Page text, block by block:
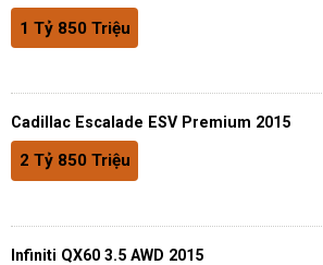
1 Tỷ 850 Triệu
Cadillac Escalade ESV Premium 2015
2 Tỷ 850 Triệu
Infiniti QX60 3.5 AWD 2015